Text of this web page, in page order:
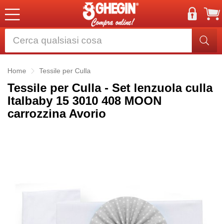
Home Tessile per Culla
Tessile per Culla - Set lenzuola culla
Italbaby 15 3010 408 MOON
carrozzina Avorio